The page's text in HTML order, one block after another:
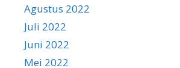
Agustus 2022
Juli 2022
Juni 2022
Mei 2022